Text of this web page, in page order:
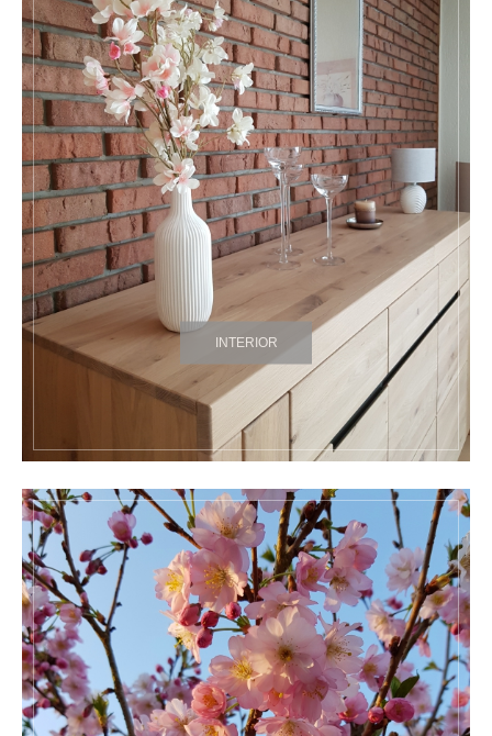
INTERIOR